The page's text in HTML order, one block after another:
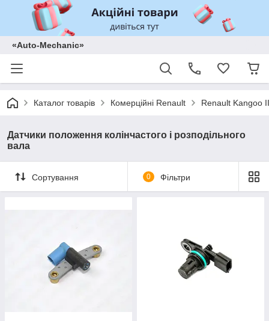
«Auto-Mechanic»
Каталог товарів Комерційні Renault Renault Kangoo
Датчики положення колінчастого і розподільного
вала
Сортування 0 Фільтри